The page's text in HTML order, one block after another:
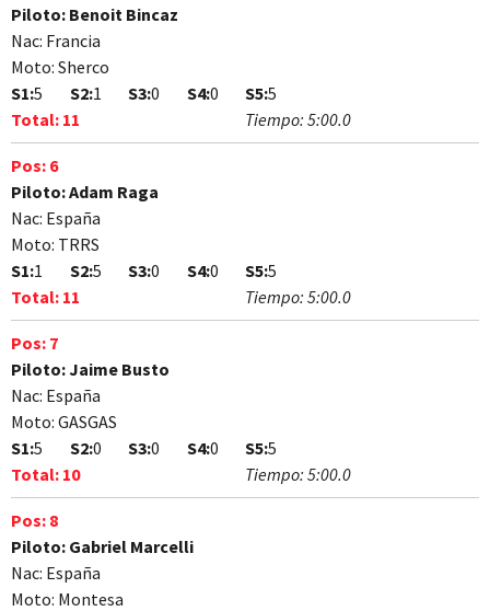
Piloto: Benoit Bincaz
Nac: Francia
Moto: Sherco
S1:5 S2:1 S3:0 S4:0 S5:5
Total: 11 Tiempo: 5:00.0
Pos: 6
Piloto:Adam Raga
Nac: España
Moto: TRRS
S1:1 S2:5 S3:0 S4:0 S5:5
Total: 11 Tiempo: 5:00.0
Pos: 7
Piloto:Jaime Busto
Nac: España
Moto: GASGAS
S1:5 S2:0 S3:0 S4:0 S5:5
Total: 10 Tiempo: 5:00.0
Pos: 8
Piloto: Gabriel Marcelli
Nac: España
Moto: Montesa